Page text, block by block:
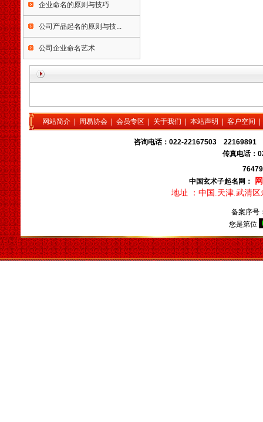
起名，天津起名北辰起名，
天津起名津南起名，天津起
名东丽起名，天津起名宁河
天津起名大师玄术子，
天津起名行业近年来达到近
千家之多，包括起名公司，
的同时，起名客户要识别真
伪，要找正规专业的单位起
一的以八字命理为依据的专业
命理起名网，玄术子大师由80
年代就开始举办周易八字，八
企业命名的原则与技巧
公司产品起名的原则与技...
公司企业命名艺术
网站简介 周易协会 |会员专区 关于我们 |本站声明 |客户空间
咨询电话：022-22167503
传真电话
中国玄术子起名网：
地址 ：中国.天津.武清
备案序
您是第位